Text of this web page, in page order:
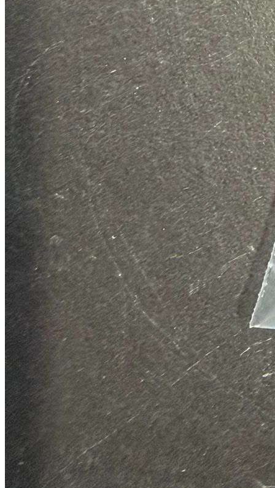
Potenciometro admision 106/saxo kit car